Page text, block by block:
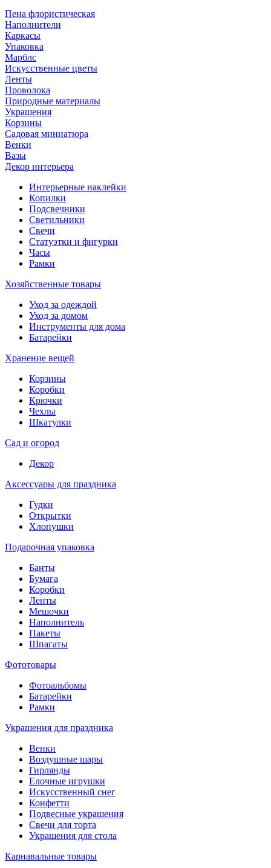
Пена флористическая
Наполнители
Каркасы
Упаковка
Марблс
Искусственные цветы
Ленты
Проволока
Природные материалы
Украшения
Корзины
Садовая миниатюра
Венки
Вазы
Декор интерьера
Интерьерные наклейки
Копилки
Подсвечники
Светильники
Свечи
Статуэтки и фигурки
Часы
Рамки
Хозяйственные товары
Уход за одеждой
Уход за домом
Инструменты для дома
Батарейки
Хранение вещей
Корзины
Коробки
Крючки
Чехлы
Шкатулки
Сад и огород
Декор
Аксессуары для праздника
Гудки
Открытки
Хлопушки
Подарочная упаковка
Банты
Бумага
Коробки
Ленты
Мешочки
Наполнитель
Пакеты
Шпагаты
Фототовары
Фотоальбомы
Батарейки
Рамки
Украшения для праздника
Венки
Воздушные шары
Гирлянды
Елочные игрушки
Искусственный снег
Конфетти
Подвесные украшения
Свечи для торта
Украшения для стола
Карнавальные товары